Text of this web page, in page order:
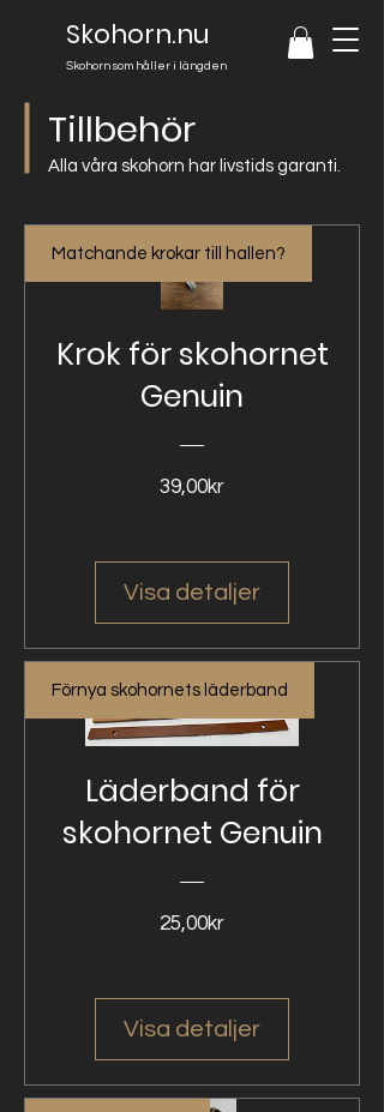
Skohorn.nu
Skohorn som håller i längden
Tillbehör
Alla våra skohorn har livstids garanti.
Matchande krokar till hallen?
Krok för skohornet
Genuin
39,00krPris
Visa detaljer
Förnya skohornets läderband
Läderband för
skohornet Genuin
25,00krPris
Visa detaljer